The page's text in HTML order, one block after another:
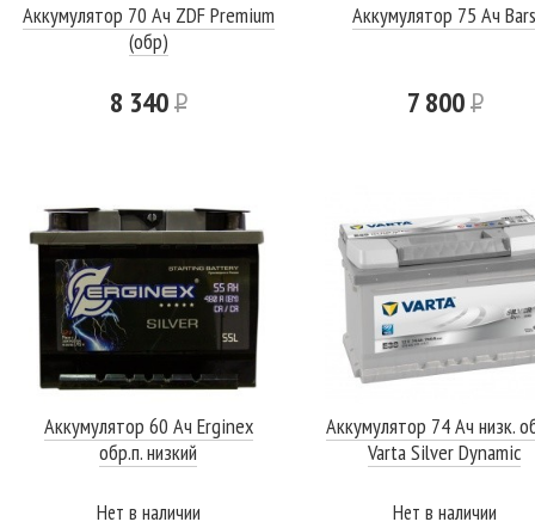
Аккумулятор 70 Ач ZDF Premium
(обр)
8 340Р
Аккумулятор 75 Ач Bars
7 800Р
Аккумулятор 60 Ач Erginex
обр.п. низкий
Нет в наличии
Аккумулятор 74 Ач низк.
Varta Silver Dynamic
Нет в наличии